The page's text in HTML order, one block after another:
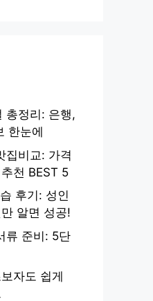
총정리: 은행,
한눈에
집비교: 가격
천 BEST 5
후기: 성인
알면 성공!
류 준비: 5단
자도 쉽게